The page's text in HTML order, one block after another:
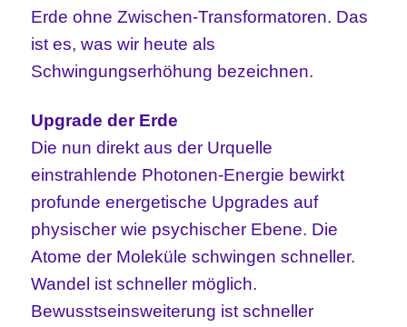
Erde ohne Zwischen-Transformatoren. Das
ist es, was wir heute als
Schwingungserhöhung bezeichnen.
Upgrade der Erde
Die nun direkt aus der Urquelle
einstrahlende Photonen-Energie bewirkt
profunde energetische Upgrades auf
physischer wie psychischer Ebene. Die
Atome der Moleküle schwingen schneller.
Wandel ist schneller möglich.
Bewusstseinsweiterung ist schneller